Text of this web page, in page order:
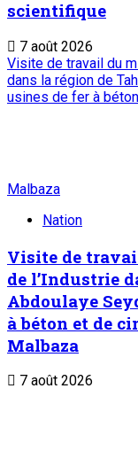
scientifique
7 août 2026
Visite de travail du
dans la région de
usines de fer à
Malbaza
Nation
Visite de
de l’Industrie
Abdoulaye
à béton et de
Malbaza
7 août 2026